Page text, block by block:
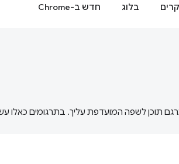
בלוג חדש ב-Chrome